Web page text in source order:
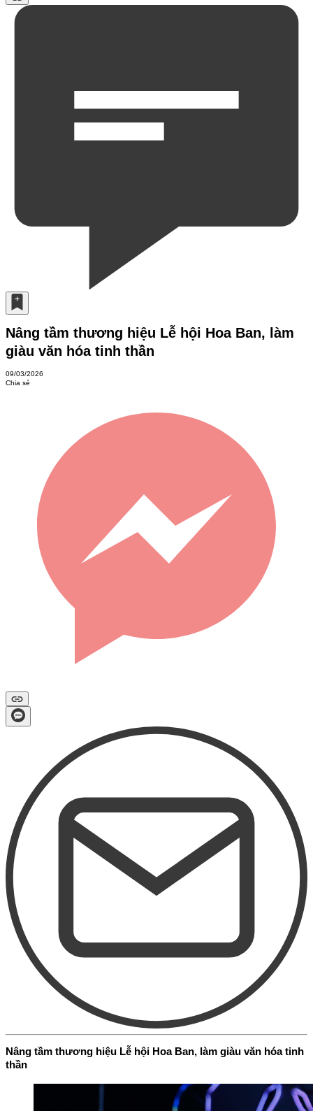
Nâng tầm thương hiệu Lễ hội Hoa Ban, làm
giàu văn hóa tinh thần
09/03/2026
Chia sẻ
Nâng tầm thương hiệu Lễ hội Hoa Ban, làm giàu văn hóa tinh
thần